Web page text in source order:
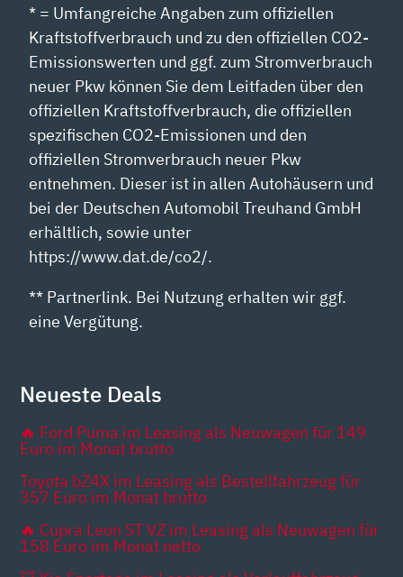
* = Umfangreiche Angaben zum offiziellen
Kraftstoffverbrauch und zu den offiziellen CO2-
Emissionswerten und ggf. zum Stromverbrauch
neuer Pkw können Sie dem Leitfaden über den
offiziellen Kraftstoffverbrauch, die offiziellen
spezifischen CO2-Emissionen und den
offiziellen Stromverbrauch neuer Pkw
entnehmen. Dieser ist in allen Autohäusern und
bei der Deutschen Automobil Treuhand GmbH
erhältlich, sowie unter
https://www.dat.de/co2/.
** Partnerlink. Bei Nutzung erhalten wir ggf.
eine Vergütung.
Neueste Deals
🔥 Ford Puma im Leasing als Neuwagen für 149
Euro im Monat brutto
Toyota bZ4X im Leasing als Bestellfahrzeug für
357 Euro im Monat brutto
🔥 Cupra Leon ST VZ im Leasing als Neuwagen für
158 Euro im Monat netto